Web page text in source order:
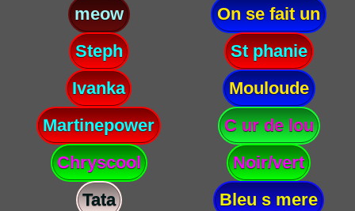
meow
On se fait un
Steph
St phanie
Ivanka
Mouloude
Martinepower
C ur de lou
Chryscool
Noir/vert
Tata
Bleu s mere